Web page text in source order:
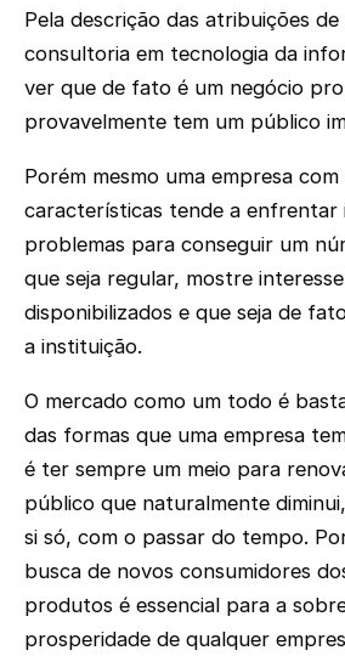
Pela descrição das atribuições
consultoria em tecnologia da
ver que de fato é um negócio
provavelmente tem um público
Porém mesmo uma empresa com
características tende a enfrentar
problemas para conseguir um
que seja regular, mostre
disponibilizados e que seja de
a instituição.
O mercado como um todo é
das formas que uma empresa
é ter sempre um meio para
público que naturalmente
si só, com o passar do tempo.
busca de novos consumidores
produtos é essencial para a
prosperidade de qualquer